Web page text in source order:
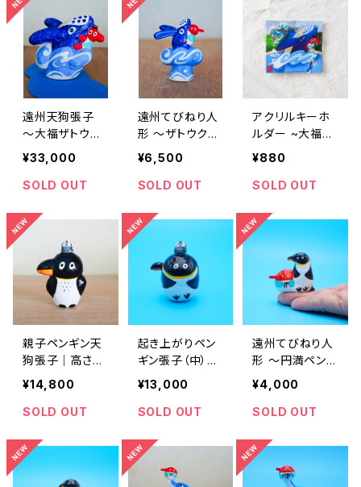
遠州天狗張子
〜大福ザトウク
ジラ〜｜高さ約1
6cm
¥33,000
SOLD OUT
遠州てびねり人
形 〜ザトウクジ
ラ〜 ｜高さ約7
cm
¥6,500
SOLD OUT
アクリルキーホ
ルダー ~大福ク
ジラと天狗~（高
¥880
SOLD OUT
親子ペンギン天
狗張子｜高さ約
12cm
¥14,800
SOLD OUT
起き上がりペン
ギン張子（中）｜
高さ約8cm
¥13,000
SOLD OUT
遠州てびねり人
形 〜円満ペンギ
ン〜 ｜高さ約4.
5cm
¥4,000
SOLD OUT